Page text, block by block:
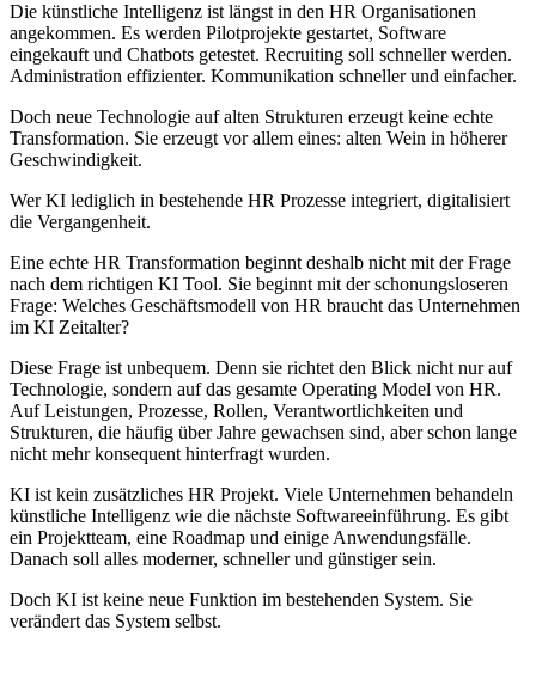
Die künstliche Intelligenz ist längst in den HR Organisationen
angekommen. Es werden Pilotprojekte gestartet, Software
eingekauft und Chatbots getestet. Recruiting soll schneller werden.
Administration effizienter. Kommunikation schneller und einfacher.
Doch neue Technologie auf alten Strukturen erzeugt keine echte
Transformation. Sie erzeugt vor allem eines: alten Wein in höherer
Geschwindigkeit.
Wer KI lediglich in bestehende HR Prozesse integriert, digitalisiert
die Vergangenheit.
Eine echte HR Transformation beginnt deshalb nicht mit der Frage
nach dem richtigen KI Tool. Sie beginnt mit der schonungsloseren
Frage: Welches Geschäftsmodell von HR braucht das Unternehmen
im KI Zeitalter?
Diese Frage ist unbequem. Denn sie richtet den Blick nicht nur auf
Technologie, sondern auf das gesamte Operating Model von HR.
Auf Leistungen, Prozesse, Rollen, Verantwortlichkeiten und
Strukturen, die häufig über Jahre gewachsen sind, aber schon lange
nicht mehr konsequent hinterfragt wurden.
KI ist kein zusätzliches HR Projekt. Viele Unternehmen behandeln
künstliche Intelligenz wie die nächste Softwareeinführung. Es gibt
ein Projektteam, eine Roadmap und einige Anwendungsfälle.
Danach soll alles moderner, schneller und günstiger sein.
Doch KI ist keine neue Funktion im bestehenden System. Sie
verändert das System selbst.